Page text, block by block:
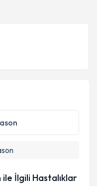
ile bilgilendireceğiz.
ilişkinAydınlatma
verilerimin belirtilen
ediyorum.
İlgili Hastalıklar